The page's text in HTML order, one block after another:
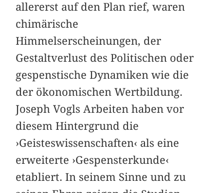
allererst auf den Plan rief, waren
chimärische
Himmelserscheinungen, der
Gestaltverlust des Politischen oder
gespenstische Dynamiken wie die
der ökonomischen Wertbildung.
Joseph Vogls Arbeiten haben vor
diesem Hintergrund die
›Geisteswissenschaften‹ als eine
erweiterte ›Gespensterkunde‹
etabliert. In seinem Sinne und zu